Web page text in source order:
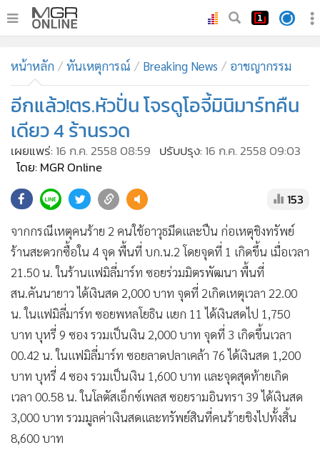
ทันเหตุการณ์
• ภาคใต้
ภูมิภาค
Online Section
บันเทิง
• ผู้จัดการรายวัน
• คอลัมนิสต์
• ละคร
• CbizReview
• Cyber BIZ
• ผู้จัดกวน
• Good health & Well-being
• Green Innovation & SD
• Management & HR
MGR Live
• การเมือง
หน้าหลัก ทันเหตุการณ์ Breaking News อาชญากรรม
อีกแล้ว!ตร.หัวปั่น โจรดูโอจี้มินิมาร์ทคืน
เดียว 4 ร้านรวด
เผยแพร่: 16 ก.ค. 2558 08:59 ปรับปรุง: 16 ก.ค. 2558 09:03
โดย: MGR Online
153
จากกรณีเหตุคนร้าย 2 คนใช้อาวุธมีดและปืน ก่อเหตุชิงทรัพย์
ร้านสะดวกซื้อใน 4 จุด พื้นที่ บก.น.2 โดยจุดที่ 1 เกิดขึ้น เมื่อเวลา
21.50 น. ในร้านแฟมิลี่มาร์ท ซอยร่วมมิตรพัฒนา พื้นที่
สน.คันนายาว ได้เงินสด 2,000 บาท จุดที่ 2เกิดเหตุเวลา 22.00
น. ในแฟมิลี่มาร์ท ซอยพหลโยธิน แยก 11 ได้เงินสดไป 1,750
บาท บุหรี่ 9 ซอง รวมเป็นเงิน 2,000 บาท จุดที่ 3 เกิดขึ้นเวลา
00.42 น. ในแฟมิลี่มาร์ท ซอยลาดปลาเคล้า 76 ได้เงินสด 1,200
บาท บุหรี่ 4 ซอง รวมเป็นเงิน 1,600 บาท และจุดสุดท้ายเกิด
เวลา 00.58 น. ในโลตัสเอ็กซ์เพลส ซอยรามอินทรา 39 ได้เงินสด
3,000 บาท รวมมูลค่าเงินสดและทรัพย์สินที่คนร้ายชิงไปทั้งสิ้น
8,600 บาท